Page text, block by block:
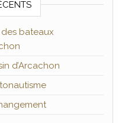
bateaux
d’Arcachon